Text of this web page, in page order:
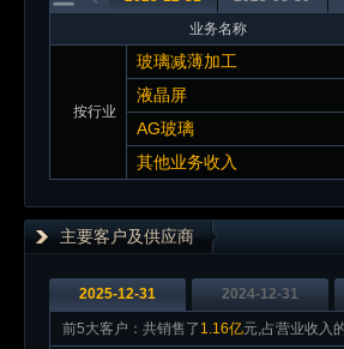
业务名称
按行业
玻璃减薄加工
液晶屏
AG玻璃
其他业务收入
主要客户及供应商
2025-12-31 2024-12-31
前5大客户：共销售了 1.16亿元,占营业收入